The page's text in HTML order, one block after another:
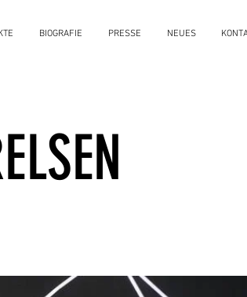
BIOGRAFIE PRESSE NEUES